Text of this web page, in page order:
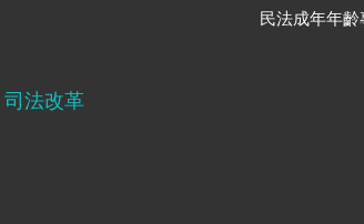
民法成年年齡
司法改革